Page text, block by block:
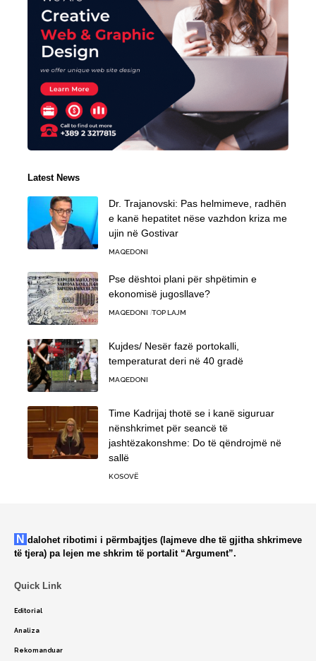
Latest News
Dr. Trajanovski: Pas helmimeve, radhën
e kanë hepatitet nëse vazhdon kriza me
ujin në Gostivar
MAQEDONI
Pse dështoi plani për shpëtimin e
ekonomisë jugosllave?
MAQEDONI TOP LAJM
Kujdes/ Nesër fazë portokalli,
temperaturat deri në 40 gradë
MAQEDONI
Time Kadrijaj thotë se i kanë siguruar
nënshkrimet për seancë të
jashtëzakonshme: Do të qëndrojmë në
sallë
KOSOVË
Ndalohet ribotimi i përmbajtjes (lajmeve dhe të gjitha shkrimeve
të tjera) pa lejen me shkrim të portalit “Argument”.
Quick Link
Editorial
Analiza
Rekomanduar